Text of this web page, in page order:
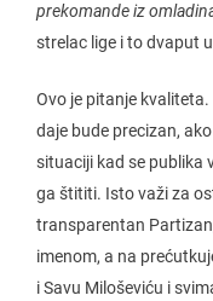
prekomande iz
strelac lige i to dvaput
Ovo je pitanje
daje bude precizan,
situaciji kad se publika
ga štititi. Isto važi za
transparentan
imenom, a na
i Savu Miloševiću i